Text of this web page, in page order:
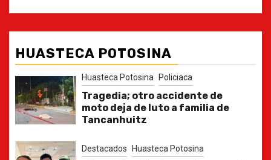
HUASTECA POTOSINA
Huasteca Potosina Policiaca
Tragedia; otro accidente de
moto deja de luto a familia de
Tancanhuitz
Destacados Huasteca Potosina